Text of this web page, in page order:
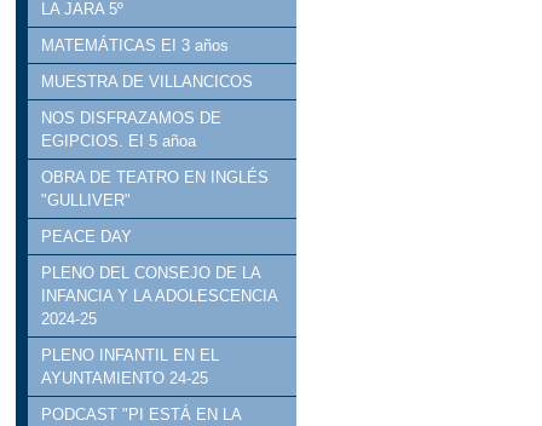
LA JARA 5º
MATEMÁTICAS EI 3 años
MUESTRA DE VILLANCICOS
NOS DISFRAZAMOS DE
EGIPCIOS. EI 5 añoa
OBRA DE TEATRO EN INGLÉS
"GULLIVER"
PEACE DAY
PLENO DEL CONSEJO DE LA
INFANCIA Y LA ADOLESCENCIA
2024-25
PLENO INFANTIL EN EL
AYUNTAMIENTO 24-25
PODCAST "PI ESTÁ EN LA